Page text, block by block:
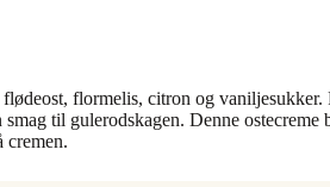
flormelis, citron og
til gulerodskagen. Denne
cremen.